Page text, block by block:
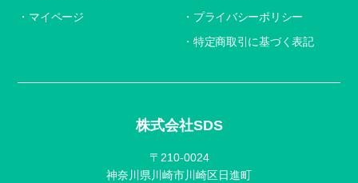
株式会社SDS
〒210-0024
神奈川県川崎市川崎区日進町
マイページ
プライバシーポリシー
特定商取引に基づく表記